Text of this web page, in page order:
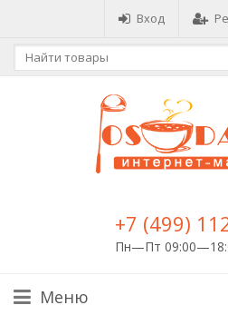
Вход
+7 (499)
Пн—Пт
Меню